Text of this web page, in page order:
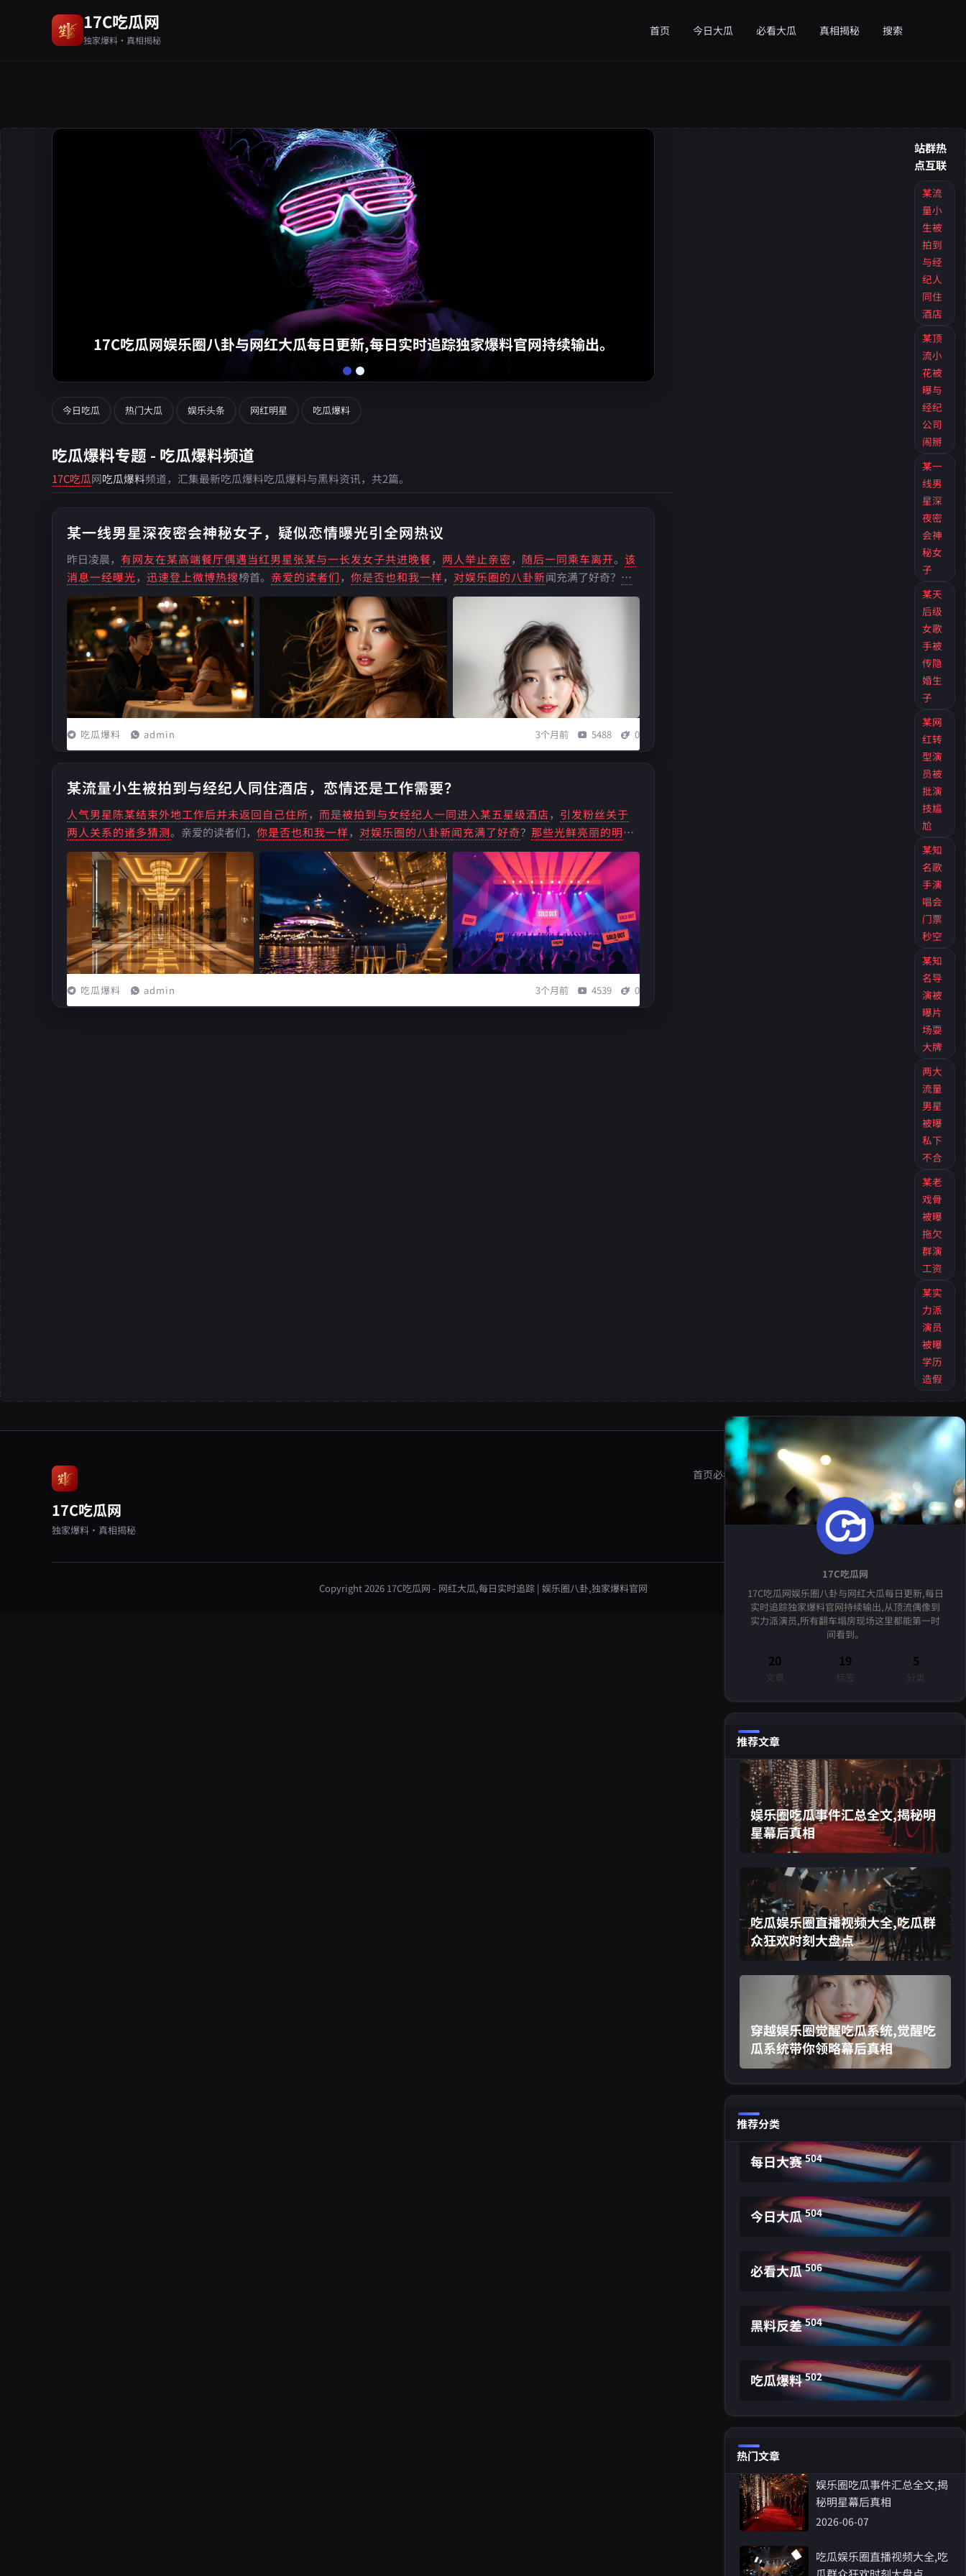
17C吃瓜网
独家爆料·真相揭秘
首页 今日大瓜 必看大瓜 真相揭秘 搜索
大瓜每日更新,每日实时追踪独家爆料官网持续输出。 从顶流偶像到实力派演员,所有翻车塌房现场这里都能第一时间看到。
今日吃瓜 热门大瓜 娱乐头条 网红明星 吃瓜爆料
吃瓜爆料专题 - 吃瓜爆料频道
17C吃瓜网吃瓜爆料频道，汇集最新吃瓜爆料吃瓜爆料与黑料资讯，共2篇。
某一线男星深夜密会神秘女子，疑似恋情曝光引全网热议
昨日凌晨， 有网友在某高端餐厅偶遇当红男星张某与一长发女子共进晚餐， 两人举止亲密， 随后一同乘车离开。 该
消息一经曝光， 迅速登上微博热搜榜首。 亲爱的读者们， 你是否也和我一样， 对娱乐圈的八卦新闻充满了好奇？ 那
些光鲜亮丽的明星们，在镜头背后又有着怎样的故事呢？...
吃瓜爆料 admin 3个月前 5488 0
某流量小生被拍到与经纪人同住酒店，恋情还是工作需要？
人气男星陈某结束外地工作后并未返回自己住所， 而是被拍到与女经纪人一同进入某五星级酒店， 引发粉丝关于
两人关系的诸多猜测。亲爱的读者们， 你是否也和我一样， 对娱乐圈的八卦新闻充满了好奇？ 那些光鲜亮丽的明星
们，在镜头背后又有着怎样的故事呢？...
吃瓜爆料 admin 3个月前 4539 0
站群热
点互联
某流
量小
生被
拍到
与经
纪人
同住
酒店
某顶
流小
花被
曝与
经纪
公司
闹掰
某一
线男
星深
夜密
会神
秘女
子
某天
后级
女歌
手被
传隐
婚生
子
某网
红转
型演
员被
批演
技尴
尬
某知
名歌
手演
唱会
门票
秒空
某知
名导
演被
曝片
场耍
大牌
两大
流量
男星
被曝
私下
不合
某老
戏骨
被曝
拖欠
群演
工资
某实
力派
演员
被曝
学历
造假
17C吃瓜网
17C吃瓜网娱乐圈八卦与网红大瓜每日更新,每日
实时追踪独家爆料官网持续输出,从顶流偶像到
实力派演员,所有翻车塌房现场这里都能第一时
间看到。
20
文章
19
标签
5
分类
推荐文章
娱乐圈吃瓜事件汇总全文,揭秘明
星幕后真相
吃瓜娱乐圈直播视频大全,吃瓜群
众狂欢时刻大盘点
穿越娱乐圈觉醒吃瓜系统,觉醒吃
瓜系统带你领略幕后真相
推荐分类
每日大赛 504
今日大瓜 504
必看大瓜 506
黑料反差 504
吃瓜爆料 502
热门文章
娱乐圈吃瓜事件汇总全文,揭
秘明星幕后真相
2026-06-07
吃瓜娱乐圈直播视频大全,吃
17C吃瓜网
独家爆料·真相揭秘
首页必看大瓜今日大瓜黑料反差 站内搜索网站地图
Copyright 2026 17C吃瓜网 - 网红大瓜,每日实时追踪 | 娱乐圈八卦,独家爆料官网